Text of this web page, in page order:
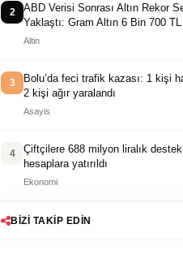
2
ABD Verisi Sonrası Altın Rekor
Yaklaştı: Gram Altın 6 Bin 700 TL
Altin
3
Bolu’da feci trafik kazası: 1 kişi
2 kişi ağır yaralandı
Asayis
4
Çiftçilere 688 milyon liralık
hesaplara yatırıldı
Ekonomi
BIZI TAKIP EDIN